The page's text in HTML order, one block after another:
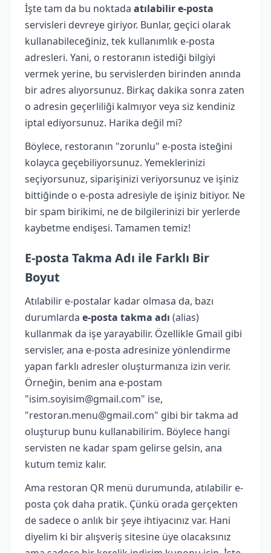
İşte tam da bu noktada atılabilir e-posta
servisleri devreye giriyor. Bunlar, geçici olarak
kullanabileceğiniz, tek kullanımlık e-posta
adresleri. Yani, o restoranın istediği bilgiyi
vermek yerine, bu servislerden birinden anında
bir adres alıyorsunuz. Birkaç dakika sonra zaten
o adresin geçerliliği kalmıyor veya siz kendiniz
iptal ediyorsunuz. Harika değil mi?
Böylece, restoranın "zorunlu" e-posta isteğini
kolayca geçebiliyorsunuz. Yemeklerinizi
seçiyorsunuz, siparişinizi veriyorsunuz ve işiniz
bittiğinde o e-posta adresiyle de işiniz bitiyor. Ne
bir spam birikimi, ne de bilgilerinizi bir yerlerde
kaybetme endişesi. Tamamen temiz!
E-posta Takma Adı ile Farklı Bir
Boyut
Atılabilir e-postalar kadar olmasa da, bazı
durumlarda e-posta takma adı (alias)
kullanmak da işe yarayabilir. Özellikle Gmail gibi
servisler, ana e-posta adresinize yönlendirme
yapan farklı adresler oluşturmanıza izin verir.
Örneğin, benim ana e-postam
"isim.soyisim@gmail.com" ise,
"restoran.menu@gmail.com" gibi bir takma ad
oluşturup bunu kullanabilirim. Böylece hangi
servisten ne kadar spam gelirse gelsin, ana
kutum temiz kalır.
Ama restoran QR menü durumunda, atılabilir e-
posta çok daha pratik. Çünkü orada gerçekten
de sadece o anlık bir şeye ihtiyacınız var. Hani
diyelim ki bir alışveriş sitesine üye olacaksınız